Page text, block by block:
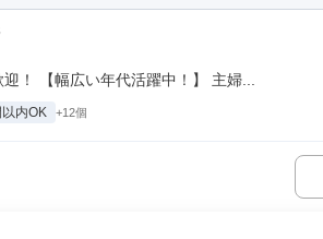
！ 【幅広い年代活躍中！】 主婦...
内OK +12個